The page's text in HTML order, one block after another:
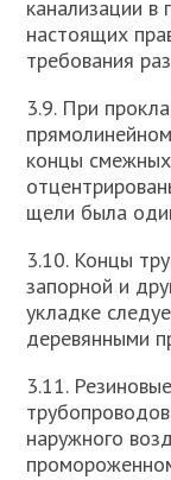
канализации в
настоящих
требования
3.9. При
концы
щели была
3.10. Концы
запорной и
укладке
деревянными
3.11.
наружного